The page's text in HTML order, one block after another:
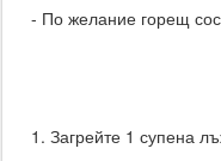
- По желание горещ сос
1. Загрейте 1 супена